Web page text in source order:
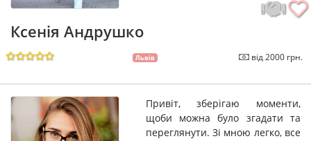
Ксенія Андрушко
Львів від 2000 грн.
Привіт, зберігаю моменти,
щоби можна було згадати та
переглянути. Зі мною легко, все